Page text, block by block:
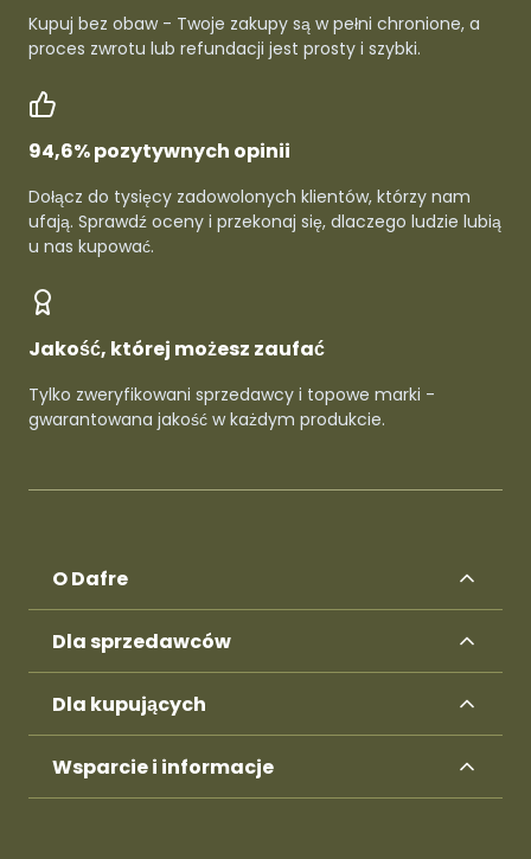
Kupuj bez obaw - Twoje zakupy są w pełni chronione, a
proces zwrotu lub refundacji jest prosty i szybki.
94,6% pozytywnych opinii
Dołącz do tysięcy zadowolonych klientów, którzy nam
ufają. Sprawdź oceny i przekonaj się, dlaczego ludzie lubią
u nas kupować.
Jakość, której możesz zaufać
Tylko zweryfikowani sprzedawcy i topowe marki -
gwarantowana jakość w każdym produkcie.
O Dafre
Dla sprzedawców
Dla kupujących
Wsparcie i informacje